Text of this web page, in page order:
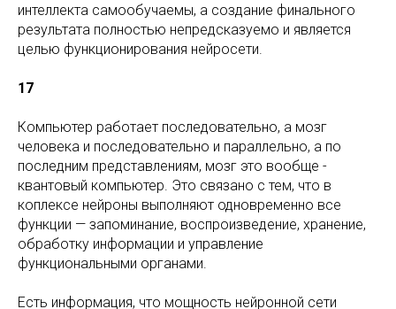
интеллекта самообучаемы, а создание финального
результата полностью непредсказуемо и является
целью функционирования нейросети.
17
Компьютер работает последовательно, а мозг
человека и последовательно и параллельно, а по
последним представлениям, мозг это вообще -
квантовый компьютер. Это связано с тем, что в
коплексе нейроны выполняют одновременно все
функции — запоминание, воспроизведение, хранение,
обработку информации и управление
функциональными органами.
Есть информация, что мощность нейронной сети